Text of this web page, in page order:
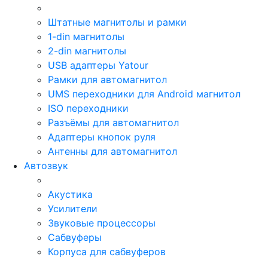
Штатные магнитолы и рамки
1-din магнитолы
2-din магнитолы
USB адаптеры Yatour
Рамки для автомагнитол
UMS переходники для Android магнитол
ISO переходники
Разъёмы для автомагнитол
Адаптеры кнопок руля
Антенны для автомагнитол
Автозвук
Акустика
Усилители
Звуковые процессоры
Сабвуферы
Корпуса для сабвуферов